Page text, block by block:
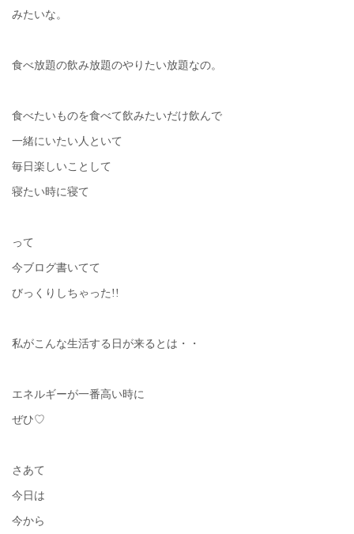
みたいな。
食べ放題の飲み放題のやりたい放題なの。
食べたいものを食べて飲みたいだけ飲んで
一緒にいたい人といて
毎日楽しいことして
寝たい時に寝て
って
今ブログ書いてて
びっくりしちゃった!!
私がこんな生活する日が来るとは・・
エネルギーが一番高い時に
ぜひ♡
さあて
今日は
今から